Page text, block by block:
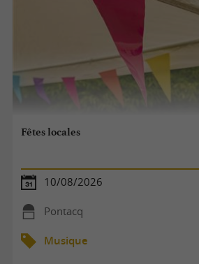
Fêtes locales
10/08/2026
Pontacq
Musique